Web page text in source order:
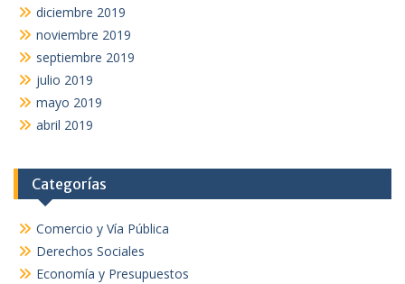
diciembre 2019
noviembre 2019
septiembre 2019
julio 2019
mayo 2019
abril 2019
Categorías
Comercio y Vía Pública
Derechos Sociales
Economía y Presupuestos